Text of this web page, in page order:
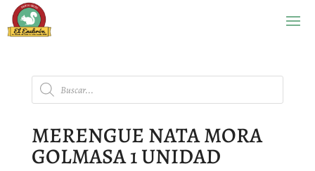
Búsqueda
de
productos
MERENGUE NATA MORA
GOLMASA 1 UNIDAD